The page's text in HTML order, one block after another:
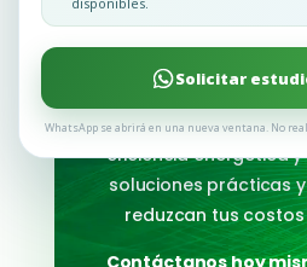
aumentar la
servicios de
pueden ayudarte
oportunidades de
eficiencia energética
soluciones prácticas
reduzcan tus
Solicitar
WhatsApp se abrirá en una nueva ventana. No